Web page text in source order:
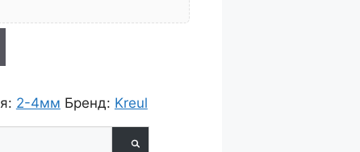
2-4мм Бренд: Kreul